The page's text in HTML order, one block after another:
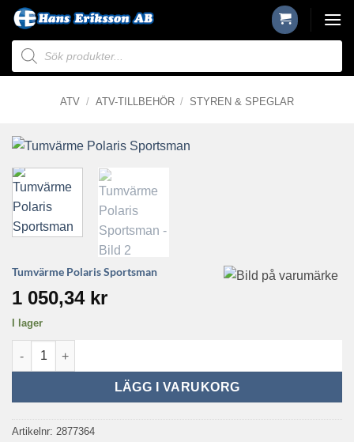
Skip
content
Produktsökning
ATV / ATV-TILLBEHÖR / STYREN & SPEGLAR
Tumvärme Polaris Sportsman
1 050,34 kr
I lager
Tumvärme Polaris Sportsman mängd
LÄGG I VARUKORG
Artikelnr: 2877364